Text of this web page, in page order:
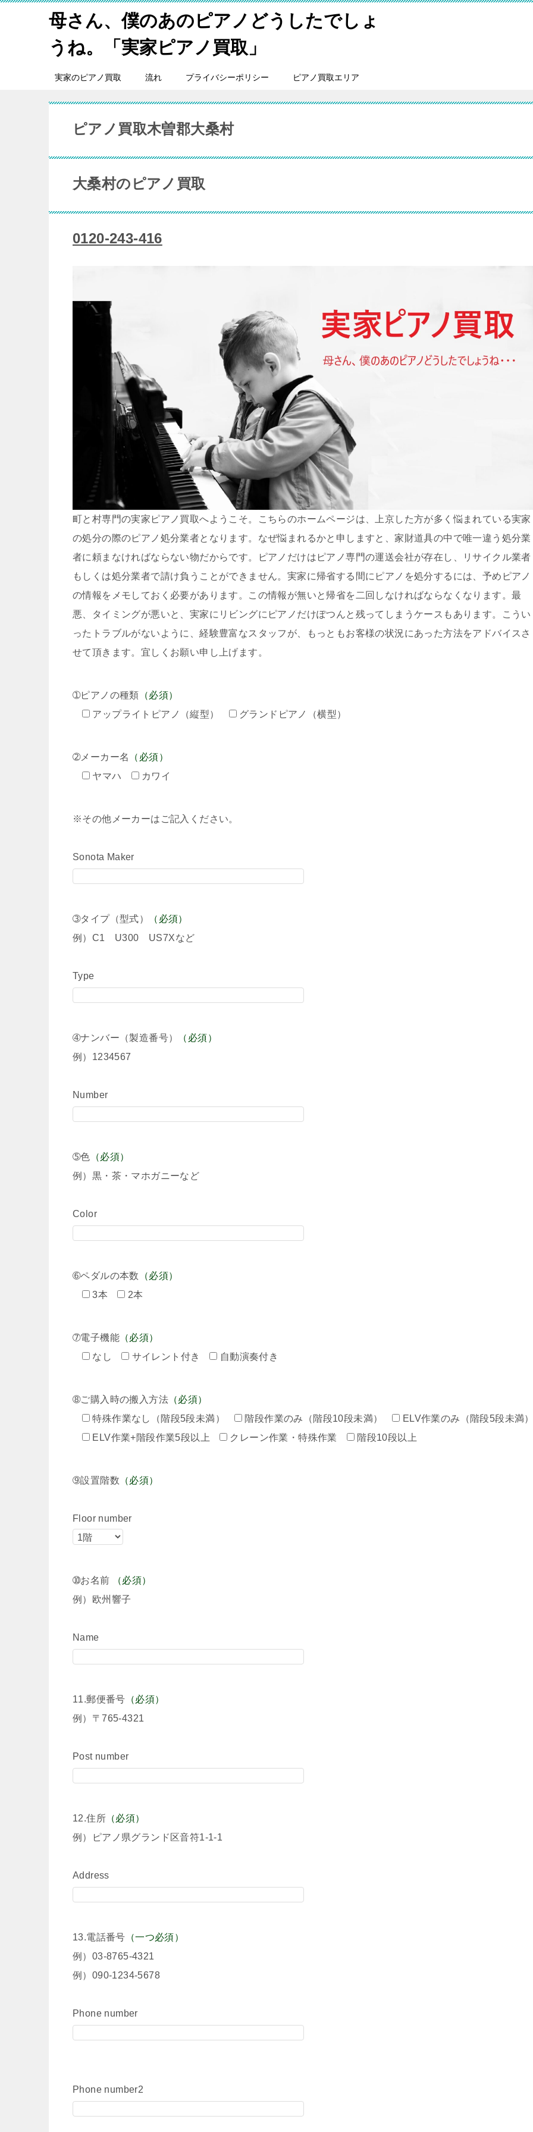
母さん、僕のあのピアノどうしたでしょ
うね。「実家ピアノ買取」
実家のピアノ買取 流れ プライバシーポリシー ピアノ買取エリア
ピアノ買取木曽郡大桑村
大桑村のピアノ買取
0120-243-416
町と村専門の実家ピアノ買取へようこそ。こちらのホームページは、上京した方が多く悩まれている実家
の処分の際のピアノ処分業者となります。なぜ悩まれるかと申しますと、家財道具の中で唯一違う処分業
者に頼まなければならない物だからです。ピアノだけはピアノ専門の運送会社が存在し、リサイクル業者
もしくは処分業者で請け負うことができません。実家に帰省する間にピアノを処分するには、予めピアノ
の情報をメモしておく必要があります。この情報が無いと帰省を二回しなければならなくなります。最
悪、タイミングが悪いと、実家にリビングにピアノだけぽつんと残ってしまうケースもあります。こうい
ったトラブルがないように、経験豊富なスタッフが、もっともお客様の状況にあった方法をアドバイスさ
せて頂きます。宜しくお願い申し上げます。
➀ピアノの種類 （必須）
アップライトピアノ（縦型）
グランドピアノ（横型）
➁メーカー名
（必須）
ヤマハ
カワイ
※その他メーカーはご記入ください。
Sonota Maker
➂タイプ（型式）
（必須）
例）C1 U300 US7Xなど
Type
➃ナンバー（製造番号）
（必須）
例）1234567
Number
➄色 （必須）
例）黒・茶・マホガニーなど
Color
➅ペダルの本数
（必須）
3本
2本
➆電子機能 （必須）
なし
サイレント付き 自動演奏付き
➇ご購入時の搬入方法 （必須）
特殊作業なし（階段5段未満）
階段作業のみ（階段10段未満）
ELV作業のみ（階段5段未満
ELV作業+階段作業5段以上
クレーン作業・特殊作業 階段10段以上
➈設置階数 （必須）
Floor number
➉お名前
（必須）
例）欧州響子
Name
11.郵便番号 （必須）
例）〒765-4321
Post number
12.住所 （必須）
例）ピアノ県グランド区音符1-1-1
Address
13.電話番号 （一つ必須）
例）03-8765-4321
例）090-1234-5678
Phone number
Phone number2